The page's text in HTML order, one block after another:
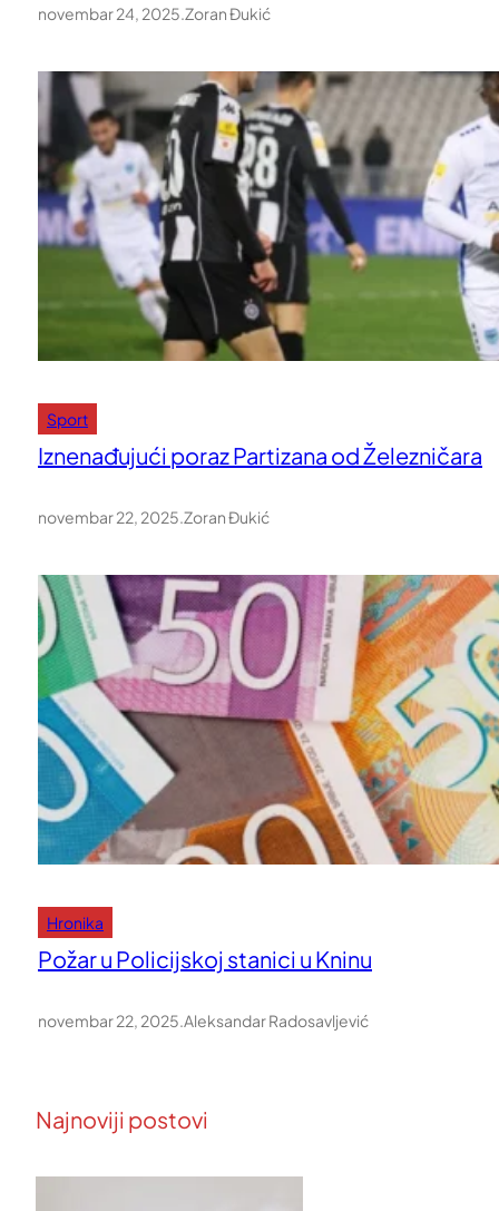
novembar 24, 2025.Zoran Đukić
Sport
Iznenađujući poraz Partizana od Železničara
novembar 22, 2025.Zoran Đukić
Hronika
Požar u Policijskoj stanici u Kninu
novembar 22, 2025.Aleksandar Radosavljević
Najnoviji postovi